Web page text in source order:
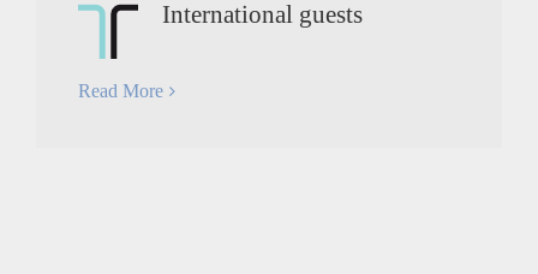
International guests
Read More